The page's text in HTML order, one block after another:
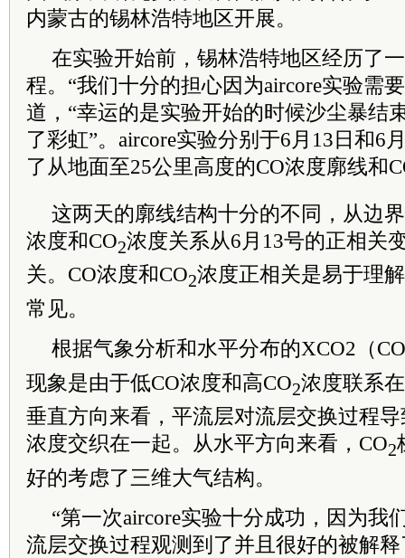
内蒙古的锡林浩特地区开展。
在实验开始前，锡林浩特地区经历了
程。“我们十分的担心因为aircore实验需
道，“幸运的是实验开始的时候沙尘暴结
了彩虹”。aircore实验分别于6月13日和6
了从地面至25公里高度的CO浓度廓线和
这两天的廓线结构十分的不同，从边
浓度和CO2浓度关系从6月13号的正相关
关。CO浓度和CO2浓度正相关是易于理
常见。
根据气象分析和水平分布的XCO2（CO
现象是由于低CO浓度和高CO2浓度联系
垂直方向来看，平流层对流层交换过程
浓度交织在一起。从水平方向来看，CO2
好的考虑了三维大气结构。
“第一次aircore实验十分成功，因为我
流层交换过程观测到了并且很好的被解